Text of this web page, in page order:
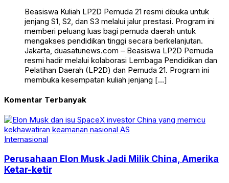
Beasiswa Kuliah LP2D Pemuda 21 resmi dibuka untuk
jenjang S1, S2, dan S3 melalui jalur prestasi. Program ini
memberi peluang luas bagi pemuda daerah untuk
mengakses pendidikan tinggi secara berkelanjutan.
Jakarta, duasatunews.com – Beasiswa LP2D Pemuda
resmi hadir melalui kolaborasi Lembaga Pendidikan dan
Pelatihan Daerah (LP2D) dan Pemuda 21. Program ini
membuka kesempatan kuliah jenjang […]
Komentar Terbanyak
Internasional
Perusahaan Elon Musk Jadi Milik China, Amerika
Ketar-ketir